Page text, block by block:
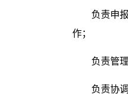
负责申
作；
负责管
负责协